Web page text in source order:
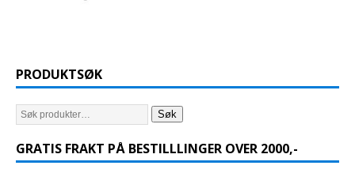
PRODUKTSØK
Søk
GRATIS FRAKT PÅ BESTILLLINGER OVER 2000,-